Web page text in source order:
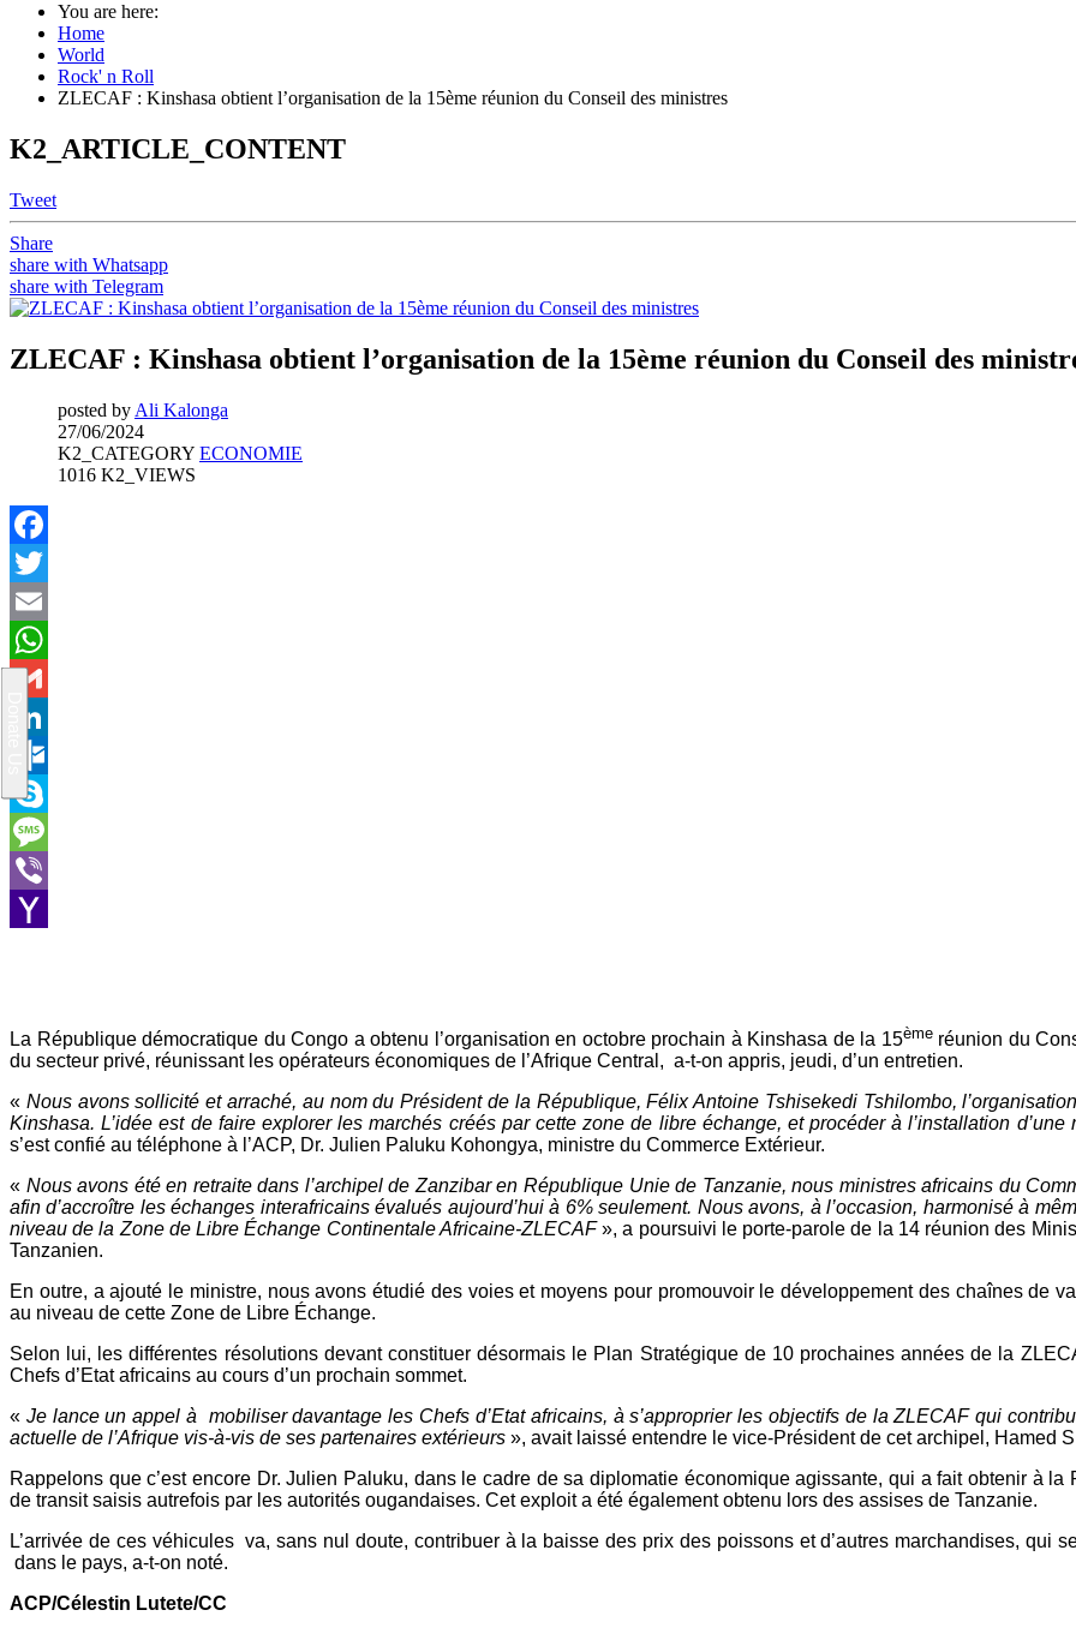
You are here:
Home
World
Rock' n Roll
ZLECAF : Kinshasa obtient l’organisation de la 15ème réunion du Conseil des ministres
K2_ARTICLE_CONTENT
Tweet
Share
share with Whatsapp
share with Telegram
ZLECAF : Kinshasa obtient l’organisation de la 15ème réunion du Conseil des
posted by Ali Kalonga
27/06/2024
K2_CATEGORY ECONOMIE
1016 K2_VIEWS
Facebook
Twitter
Email
WhatsApp
Gmail
LinkedIn
Outlook.com
Skype
Message
Viber
La République démocratique du Congo a obtenu l’organisation en octobre prochain à Kinshasa de la 15èmeréunion du
du secteur privé, réunissant les opérateurs économiques de l’Afrique Central, a-t-on appris, jeudi, d’un entretien.
« Nous avons sollicité et arraché, au nom du Président de la République, Félix Antoine Tshisekedi Tshilombo,
Kinshasa. L’idée est de faire explorer les marchés créés par cette zone de libre échange, et procéder à l’installation
s’est confié au téléphone à l’ACP, Dr. Julien Paluku Kohongya, ministre du Commerce Extérieur.
« Nous avons été en retraite dans l’archipel de Zanzibar en République Unie de Tanzanie, nous ministres africains du
afin d’accroître les échanges interafricains évalués aujourd’hui à 6% seulement. Nous avons, à l’occasion, harmonisé à
niveau de la Zone de Libre Échange Continentale Africaine-ZLECAF», a poursuivi le porte-parole de la 14 réunion des
Tanzanien.
En outre, a ajouté le ministre, nous avons étudié des voies et moyens pour promouvoir le développement des chaînes de
au niveau de cette Zone de Libre Échange.
Selon lui, les différentes résolutions devant constituer désormais le Plan Stratégique de 10 prochaines années de la
Chefs d’Etat africains au cours d’un prochain sommet.
« Je lance un appel à mobiliser davantage les Chefs d’Etat africains, à s’approprier les objectifs de la ZLECAF qui
actuelle de l’Afrique vis-à-vis de ses partenaires extérieurs », avait laissé entendre le vice-Président de cet archipel, Hamed
Rappelons que c’est encore Dr. Julien Paluku, dans le cadre de sa diplomatie économique agissante, qui a fait obtenir à
de transit saisis autrefois par les autorités ougandaises. Cet exploit a été également obtenu lors des assises de Tanzanie.
L’arrivée de ces véhicules va, sans nul doute, contribuer à la baisse des prix des poissons et d’autres marchandises, qui
dans le pays, a-t-on noté.
ACP/Célestin Lutete/CC